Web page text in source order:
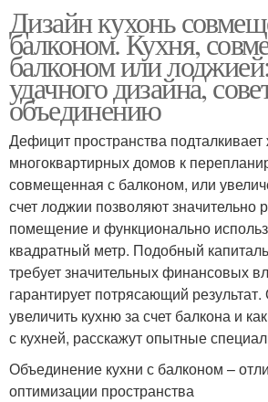
Дизайн кухонь
балконом. Кухня,
балконом или
удачного дизайна,
объединению
Дефицит пространства
многоквартирных домов к
совмещенная с балконом, или
счет лоджии позволяют значительно
помещение и функционально
квадратный метр. Подобный
требует значительных финансовых
гарантирует потрясающий результат.
увеличить кухню за счет балкона и
с кухней, расскажут опытные
Объединение кухни с балконом –
оптимизации пространства